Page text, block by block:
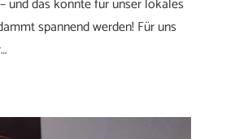
und das könnte für unser lokales
spannend werden! Für uns